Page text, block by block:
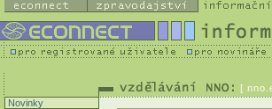
[
Novinky